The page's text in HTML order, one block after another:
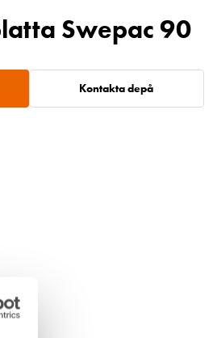
Swepac 90
Kontakta depå